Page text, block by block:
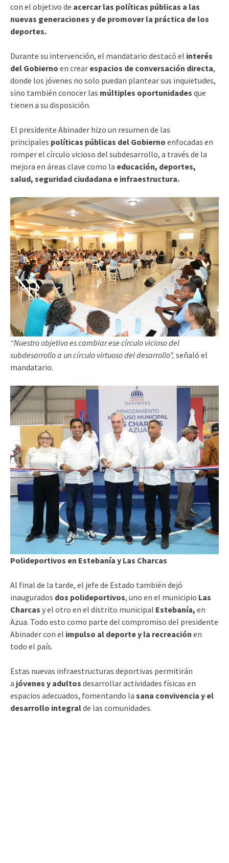
con el objetivo de acercar las políticas públicas a las
nuevas generaciones y de promover la práctica de los
deportes.
Durante su intervención, el mandatario destacó el interés
del Gobierno en crear espacios de conversación directa,
donde los jóvenes no solo puedan plantear sus inquietudes,
sino también conocer las múltiples oportunidades que
tienen a su disposición.
El presidente Abinader hizo un resumen de las
principales políticas públicas del Gobierno enfocadas en
romper el círculo vicioso del subdesarrollo, a través de la
mejora en áreas clave como la educación, deportes,
salud, seguridad ciudadana e infraestructura.
“Nuestro objetivo es cambiar ese círculo vicioso del
subdesarrollo a un círculo virtuoso del desarrollo”, señaló el
mandatario.
Polideportivos en Estebanía y Las Charcas
Al final de la tarde, el jefe de Estado también dejó
inaugurados dos polideportivos, uno en el municipio Las
Charcas y el otro en el distrito municipal Estebanía, en
Azua. Todo esto como parte del compromiso del presidente
Abinader con el impulso al deporte y la recreación en
todo el país.
Estas nuevas infraestructuras deportivas permitirán
a jóvenes y adultos desarrollar actividades físicas en
espacios adecuados, fomentando la sana convivencia y el
desarrollo integralde las comunidades.